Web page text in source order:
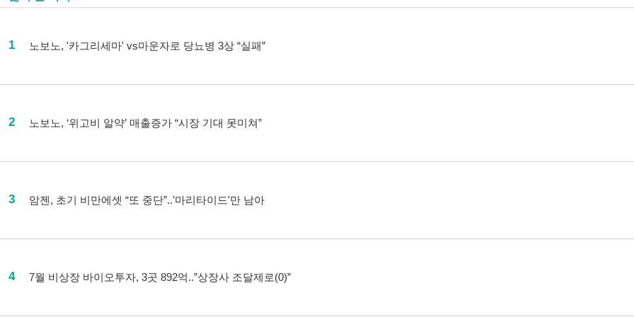
1 노보노, '카그리세마' vs마운자로 당뇨병 3상 “실패”
2 노보노, ‘위고비 알약’ 매출증가 “시장 기대 못미쳐”
3 암젠, 초기 비만에셋 “또 중단”..'마리타이드'만 남아
4 7월 비상장 바이오투자, 3곳 892억..”상장사 조달제로(0)”